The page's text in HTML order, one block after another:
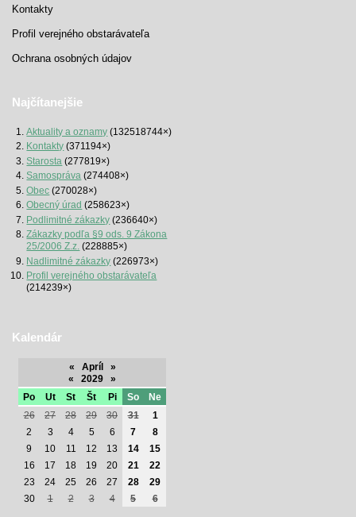
Kontakty
Profil verejného obstarávateľa
Ochrana osobných údajov
Najčítanejšie
Aktuality a oznamy (132518744×)
Kontakty (371194×)
Starosta (277819×)
Samospráva (274408×)
Obec (270028×)
Obecný úrad (258623×)
Podlimitné zákazky (236640×)
Zákazky podľa §9 ods. 9 Zákona
25/2006 Z.z. (228885×)
Nadlimitné zákazky (226973×)
Profil verejného obstarávateľa
(214239×)
Kalendár
« Apríl
»
«
2029
»
Po
Ut St Št Pi So
Ne
26
27 28 29 30 31
1
2
3 4 5 6 7
8
9
10 11 12 13 14
15
16
17 18 19 20 21
22
23
24 25 26 27 28
29
30
1 2 3 4 5 6